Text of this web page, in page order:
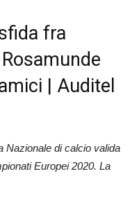
fra
| Auditel
Nazionale di calcio valida
Europei 2020. La